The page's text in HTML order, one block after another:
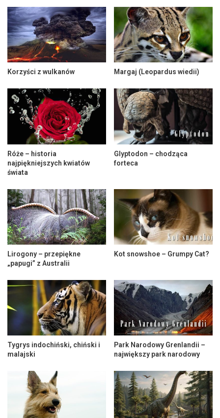
Korzyści z wulkanów Margaj (Leopardus wiedii)
Róże – historia
najpiękniejszych kwiatów
świata
Glyptodon – chodząca
forteca
Lirogony – przepiękne
„papugi” z Australii
Kot snowshoe – Grumpy Cat?
Tygrys indochiński, chiński i
malajski
Park Narodowy Grenlandii –
największy park narodowy